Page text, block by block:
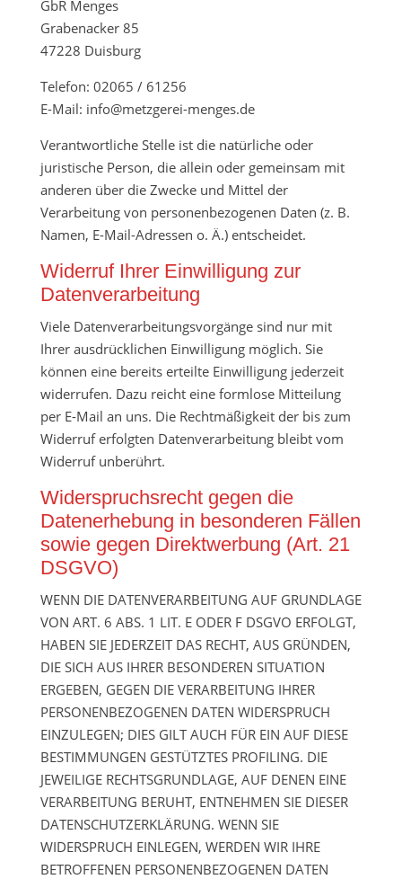
GbR Menges
Grabenacker 85
47228 Duisburg
Telefon: 02065 / 61256
E-Mail: info@metzgerei-menges.de
Verantwortliche Stelle ist die natürliche oder
juristische Person, die allein oder gemeinsam mit
anderen über die Zwecke und Mittel der
Verarbeitung von personenbezogenen Daten (z. B.
Namen, E-Mail-Adressen o. Ä.) entscheidet.
Widerruf Ihrer Einwilligung zur
Datenverarbeitung
Viele Datenverarbeitungsvorgänge sind nur mit
Ihrer ausdrücklichen Einwilligung möglich. Sie
können eine bereits erteilte Einwilligung jederzeit
widerrufen. Dazu reicht eine formlose Mitteilung
per E-Mail an uns. Die Rechtmäßigkeit der bis zum
Widerruf erfolgten Datenverarbeitung bleibt vom
Widerruf unberührt.
Widerspruchsrecht gegen die
Datenerhebung in besonderen Fällen
sowie gegen Direktwerbung (Art. 21
DSGVO)
WENN DIE DATENVERARBEITUNG AUF GRUNDLAGE
VON ART. 6 ABS. 1 LIT. E ODER F DSGVO ERFOLGT,
HABEN SIE JEDERZEIT DAS RECHT, AUS GRÜNDEN,
DIE SICH AUS IHRER BESONDEREN SITUATION
ERGEBEN, GEGEN DIE VERARBEITUNG IHRER
PERSONENBEZOGENEN DATEN WIDERSPRUCH
EINZULEGEN; DIES GILT AUCH FÜR EIN AUF DIESE
BESTIMMUNGEN GESTÜTZTES PROFILING. DIE
JEWEILIGE RECHTSGRUNDLAGE, AUF DENEN EINE
VERARBEITUNG BERUHT, ENTNEHMEN SIE DIESER
DATENSCHUTZERKLÄRUNG. WENN SIE
WIDERSPRUCH EINLEGEN, WERDEN WIR IHRE
BETROFFENEN PERSONENBEZOGENEN DATEN